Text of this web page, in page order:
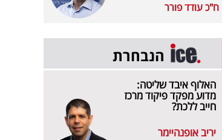
ח"כ עודד פורר
הנבחרת
האלוף איבד שליטה:
מדוע מפקד פיקוד מרכז
חייב ללכת?
יריב אופנהיימר